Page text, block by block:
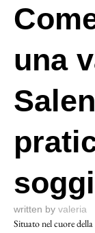
una
written by valeria
Situato nel cuore della